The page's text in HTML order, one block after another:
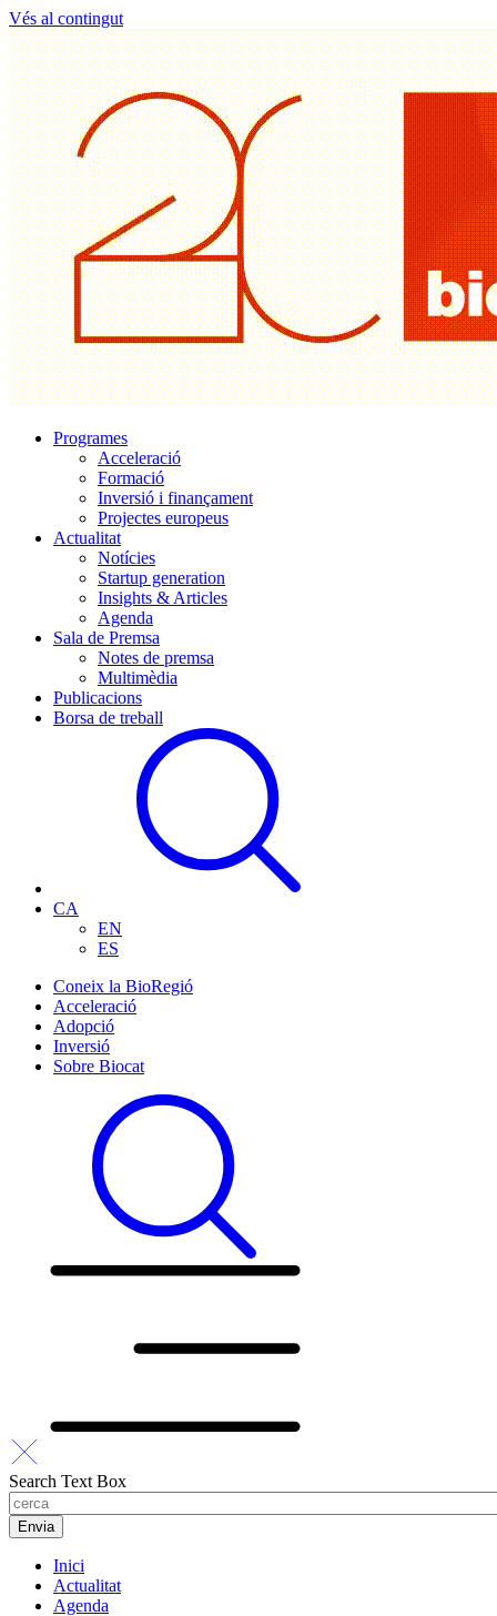
Vés al contingut
Programes
Acceleració
Formació
Inversió i finançament
Projectes europeus
Actualitat
Notícies
Startup generation
Insights & Articles
Agenda
Sala de Premsa
Notes de premsa
Multimèdia
Publicacions
Borsa de treball
CA
EN
ES
Coneix la BioRegió
Acceleració
Adopció
Inversió
Sobre Biocat
Search Text Box
Inici
Actualitat
Agenda